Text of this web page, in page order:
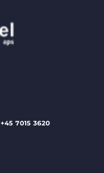
+45 7015 3620